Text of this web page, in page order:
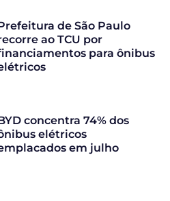
de São Paulo
ao TCU por
para ônibus
concentra 74% dos
elétricos
em julho